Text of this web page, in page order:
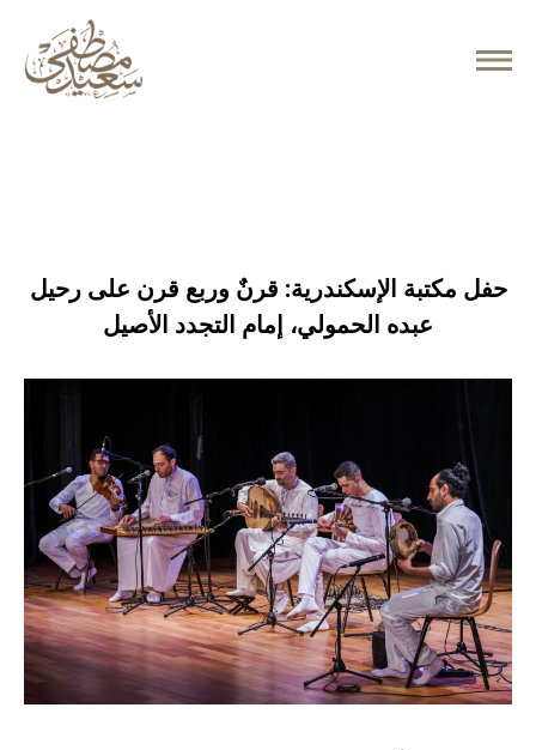
حفل مكتبة الإسكندرية: قرنٌ وربع قرن على رحيل
عبده الحمولي، إمام التجدد الأصيل